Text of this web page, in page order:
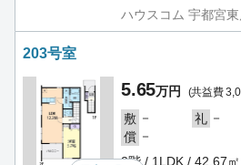
ハウスコム 宇都宮東
203号室
5.65万円 (共益費
敷 － 礼 －
償 －
2階 / 1LDK / 42.67㎡